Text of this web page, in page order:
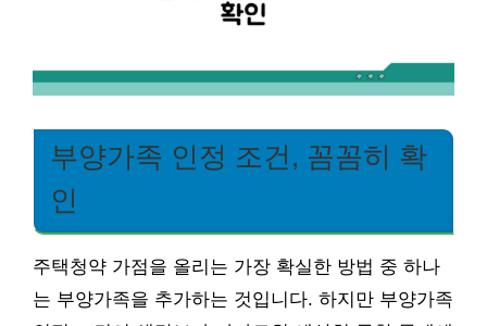
부양가족 인정 조건, 꼼꼼히 확
인
주택청약 가점을 올리는 가장 확실한 방법 중 하나
는 부양가족을 추가하는 것입니다. 하지만 부양가족